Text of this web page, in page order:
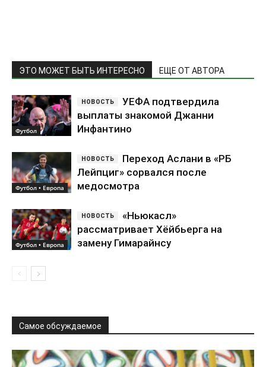
ЭТО МОЖЕТ БЫТЬ ИНТЕРЕСНО ЕЩЕ ОТ АВТОРА
Футбол
УЕФА подтвердила
выплаты знакомой Джанни
Инфантино
Футбол • Европа
Переход Аслани в «РБ
Лейпциг» сорвался после
медосмотра
Футбол • Европа
«Ньюкасл»
рассматривает Хёйбьерга на
замену Гимарайнсу
Самое обсуждаемое